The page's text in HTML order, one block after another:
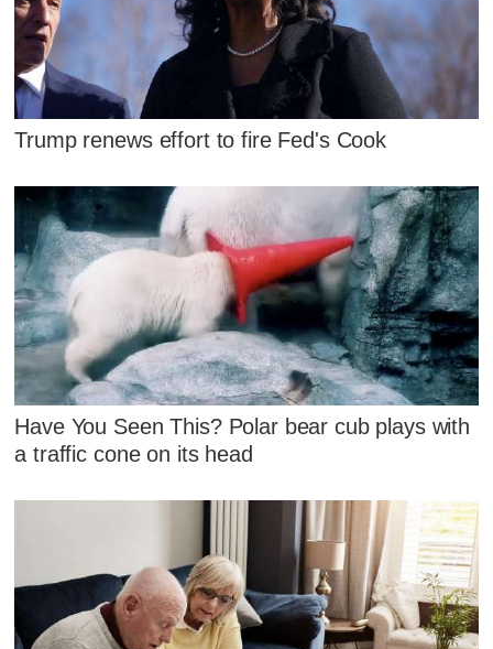
Trump renews effort to fire Fed's Cook
Have You Seen This? Polar bear cub plays with
a traffic cone on its head